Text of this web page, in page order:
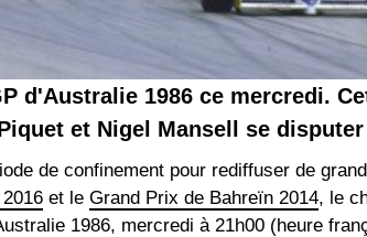
d'Australie 1986 ce mercredi.
et Nigel Mansell se
de confinement pour rediffuser de
et le Grand Prix de Bahreïn 2014, le
1986, mercredi à 21h00 (heure